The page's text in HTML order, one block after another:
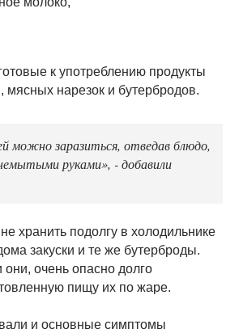
к употреблению продукты
мясных нарезок и бутербродов.
можно заразиться, отведав блюдо,
руками», - добавили
хранить подолгу в холодильнике
закуски и те же бутерброды.
очень опасно долго
пищу их по жаре.
и основные симптомы